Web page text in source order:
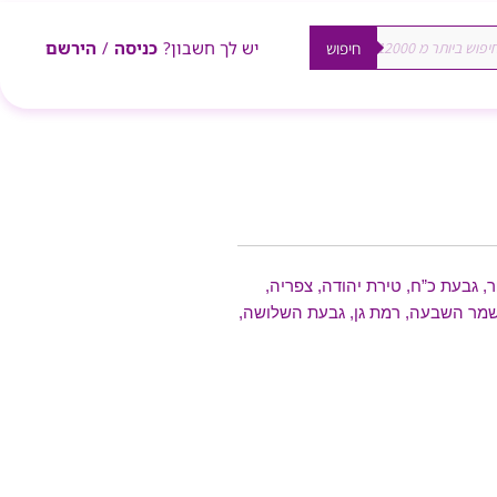
חיפוש יש לך חשבון? כניסה / הירשם
גבעת כ”ח, טירת יהודה, צפריה,
משמר השבעה, רמת גן, גבעת השלושה,